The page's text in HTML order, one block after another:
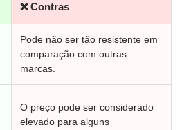
❌ Contras
Pode não ser tão resistente em
comparação com outras
marcas.
O preço pode ser considerado
elevado para alguns